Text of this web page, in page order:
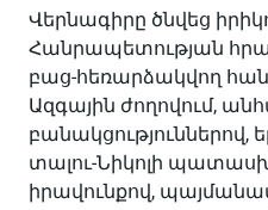
Վերնագիրը ծնվեց
Հանրապետության
բաց-հեռարձակվող
Ազգային ժողովում,
բանակցություններով,
տալու-Նիկոլի
իրավունքով,